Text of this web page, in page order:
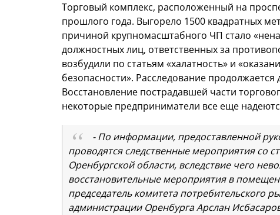
Торговый комплекс, расположенный на
прошлого года. Выгорело 1500 квадратных
причиной крупномасштабного ЧП стало
должностных лиц, ответственных за
возбудили по статьям «халатность» и
безопасности». Расследование продолжается
Восстановление пострадавшей части
некоторые предприниматели все еще
- По информации, предоставленной
проводятся следственные мероприятия со
Оренбургской области, вследствие чего
восстановительные мероприятия в
председатель комитета потребительского
администрации Оренбурга Арслан